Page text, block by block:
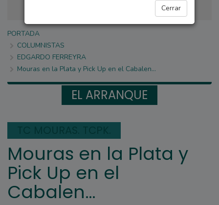
Cerrar
PORTADA
COLUMNISTAS
EDGARDO FERREYRA
Mouras en la Plata y Pick Up en el Cabalen…
EL ARRANQUE
Mouras en la Plata y
Pick Up en el
Cabalen…